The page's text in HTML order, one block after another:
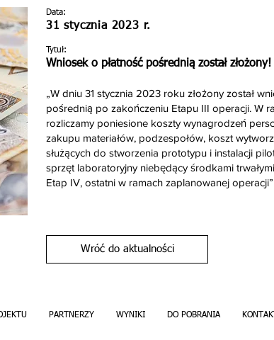
Data:
31 stycznia 2023 r.
Tytuł:
Wniosek o płatność pośrednią został złożony!
„W dniu 31 stycznia 2023 roku złożony został
pośrednią po zakończeniu Etapu III operacji. W
rozliczamy poniesione koszty wynagrodzeń
zakupu materiałów, podzespołów, koszt
służących do stworzenia prototypu i instalacji
sprzęt laboratoryjny niebędący środkami
Etap IV, ostatni w ramach zaplanowanej
Wróć do aktualności
PARTNERZY WYNIKI DO POBRANIA KONTAKT